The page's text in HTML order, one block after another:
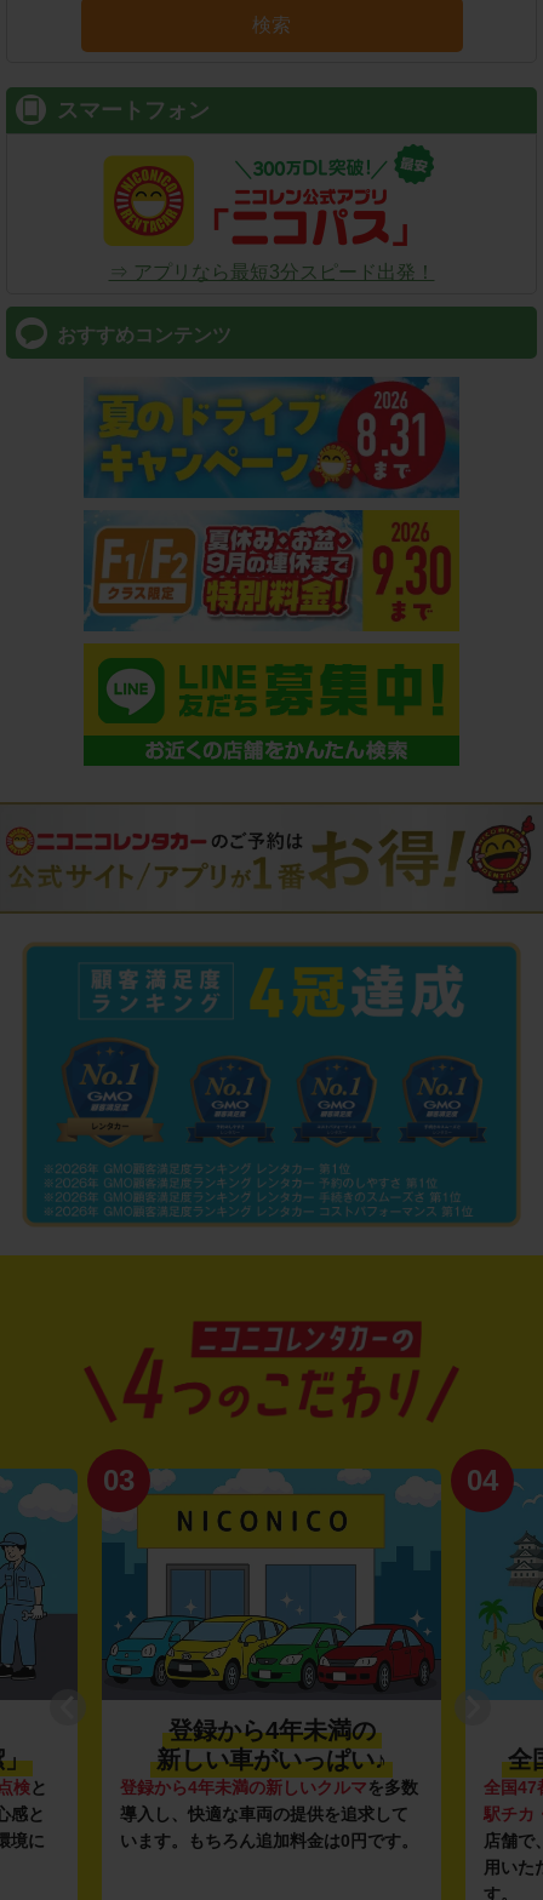
検索
スマートフォン
⇒ アプリなら最短3分スピード出発！
おすすめコンテンツ
」
検と
感と
境に
03
登録から4年未満の
新しい車がいっぱい♪
登録から4年未満の新しいクルマを多数
導入し、快適な車両の提供を追求して
います。もちろん追加料金は0円です。
04
全
全国47
駅チカ
店舗で
用いた
す。